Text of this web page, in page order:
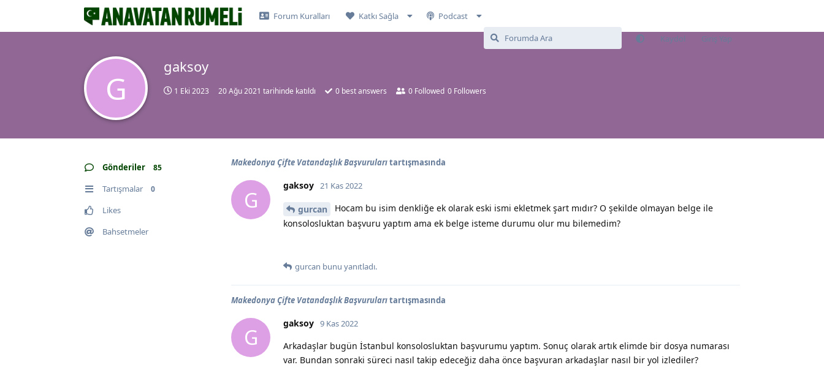
Forum Kuralları Katkı Sağla Podcast
Kaydol Giriş Yap
G
gaksoy
1 Eki 2023 20 Ağu 2021 tarihinde katıldı 0 best answers 0 Followed 0 Followers
Gönderiler 85
Tartışmalar 0
Likes
Bahsetmeler
Makedonya Çifte Vatandaşlık Başvurularıtartışmasında
G
gaksoy 21 Kas 2022
gurcan
Hocam bu isim denkliğe ek olarak eski ismi ekletmek şart mıdır? O şekilde olmayan belge ile
konsolosluktan başvuru yaptım ama ek belge isteme durumu olur mu bilemedim?
gurcan bunu yanıtladı.
Makedonya Çifte Vatandaşlık Başvurularıtartışmasında
G
gaksoy 9 Kas 2022
Arkadaşlar bugün İstanbul konsolosluktan başvurumu yaptım. Sonuç olarak artık elimde bir dosya numarası
var. Bundan sonraki süreci nasıl takip edeceğiz daha önce başvuran arkadaşlar nasıl bir yol izlediler?